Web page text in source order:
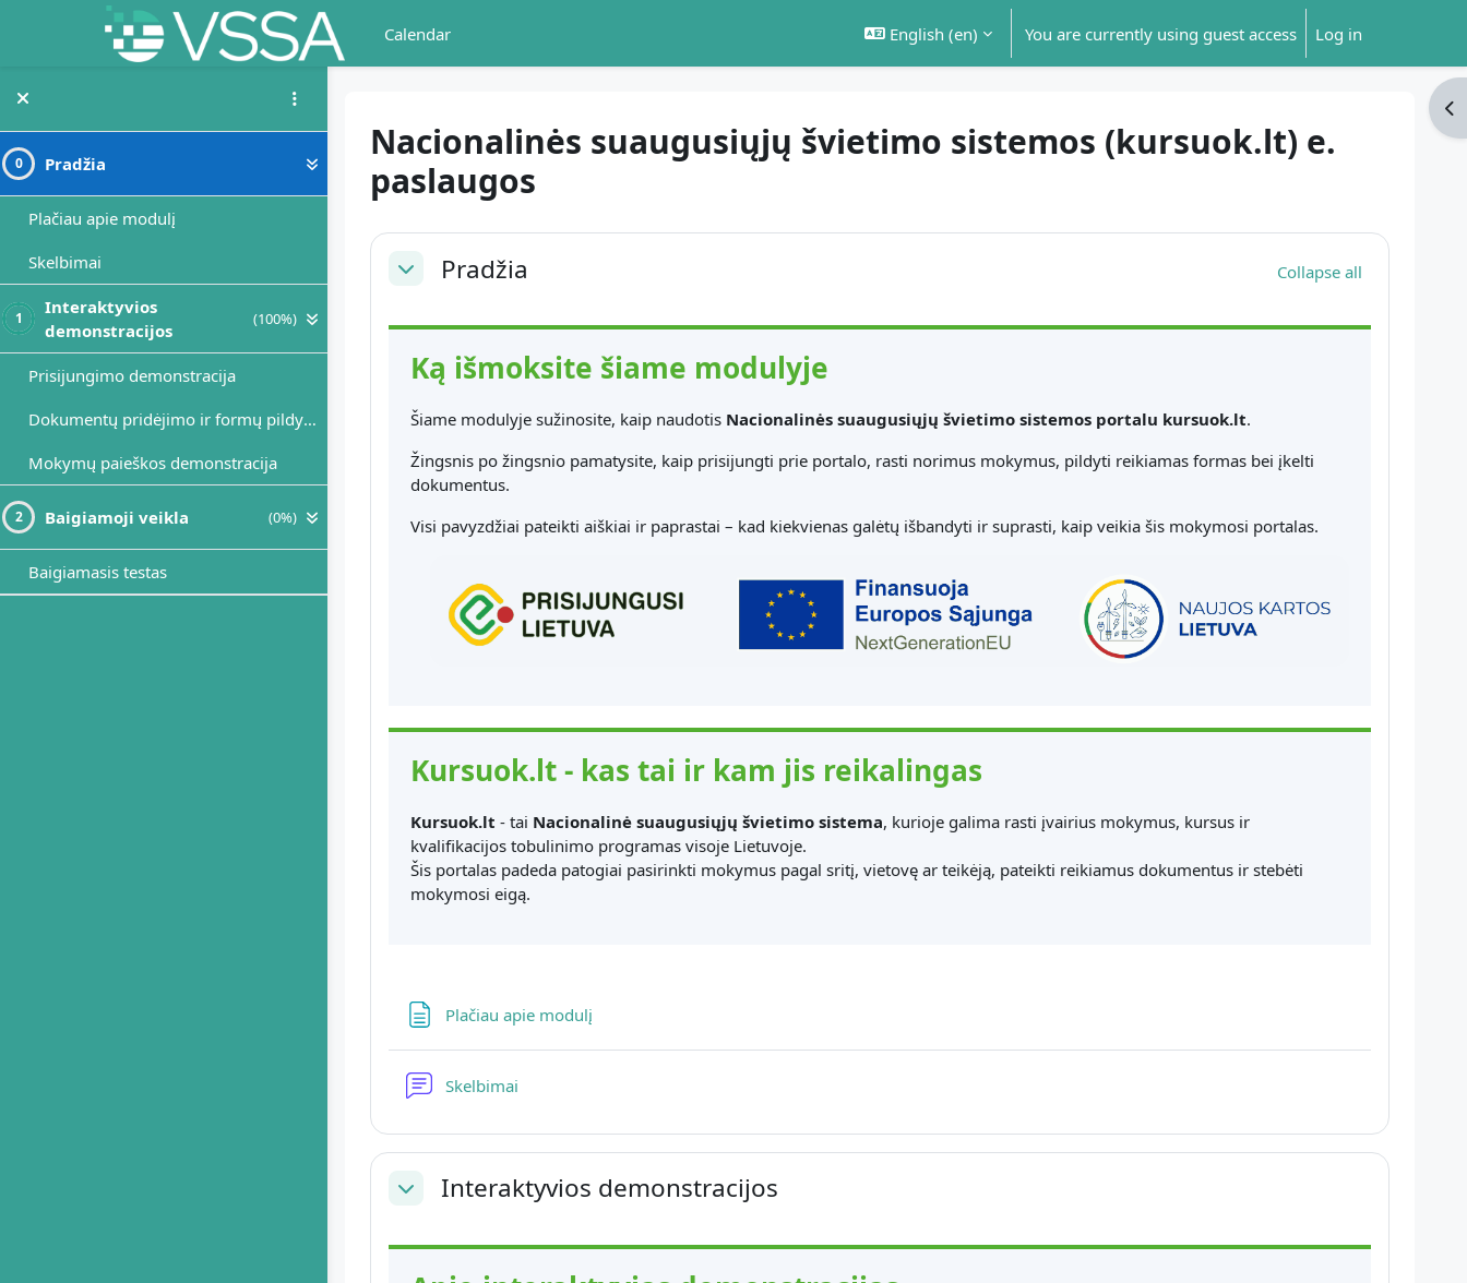
Skip to main content
Calendar
English ‎(en)‎ You are currently using guest access Log in
0 Pradžia
Plačiau apie modulį
Skelbimai
1
Interaktyvios
demonstracijos
(100%)
Prisijungimo demonstracija
Dokumentų pridėjimo ir formų pildymo demonstracija
Mokymų paieškos demonstracija
2 Baigiamoji veikla (0%)
Baigiamasis testas
Nacionalinės suaugusiųjų švietimo sistemos (kursuok.lt) e.
paslaugos
Section outline
CollapsePradžia Collapse all
Ką išmoksite šiame modulyje
Šiame modulyje sužinosite, kaip naudotis Nacionalinės suaugusiųjų švietimo sistemos portalu kursuok.lt.
Žingsnis po žingsnio pamatysite, kaip prisijungti prie portalo, rasti norimus mokymus, pildyti reikiamas formas bei įkelti
dokumentus.
Visi pavyzdžiai pateikti aiškiai ir paprastai – kad kiekvienas galėtų išbandyti ir suprasti, kaip veikia šis mokymosi portalas.
Kursuok.lt - kas tai ir kam jis reikalingas
Kursuok.lt - tai Nacionalinė suaugusiųjų švietimo sistema, kurioje galima rasti įvairius mokymus, kursus ir
kvalifikacijos tobulinimo programas visoje Lietuvoje.
Šis portalas padeda patogiai pasirinkti mokymus pagal sritį, vietovę ar teikėją, pateikti reikiamus dokumentus ir stebėti
mokymosi eigą.
Plačiau apie modulį
Skelbimai
CollapseInteraktyvios demonstracijos